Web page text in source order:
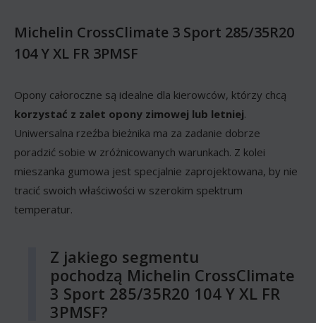
Michelin CrossClimate 3 Sport 285/35R20
104 Y XL FR 3PMSF
Opony całoroczne są idealne dla kierowców, którzy chcą
korzystać z zalet opony zimowej lub letniej.
Uniwersalna rzeźba bieżnika ma za zadanie dobrze
poradzić sobie w zróżnicowanych warunkach. Z kolei
mieszanka gumowa jest specjalnie zaprojektowana, by nie
tracić swoich właściwości w szerokim spektrum
temperatur.
Z jakiego segmentu
pochodzą Michelin CrossClimate
3 Sport 285/35R20 104 Y XL FR
3PMSF?